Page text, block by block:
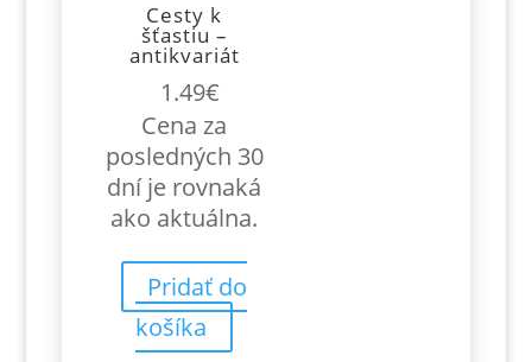
Cesty k
šťastiu –
antikvariát
1.49€
Cena za
posledných 30
dní je rovnaká
ako aktuálna.
Pridať do
košíka